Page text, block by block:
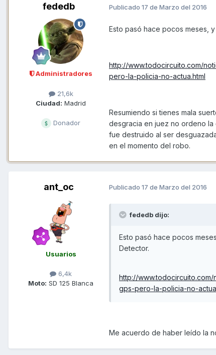
fededb
Administradores
21,6k
Ciudad: Madrid
Donador
Publicado 17 de Marzo del 2016
Esto pasó hace pocos meses,
http://www.todocircuito.com/
pero-la-policia-no-actua.html
Resumiendo si tienes mala
desgracia en juez no ordeno
fue destruido al ser
en el momento del robo.
ant_oc
Usuarios
6,4k
Moto: SD 125 Blanca
Publicado 17 de Marzo del 2016
fededb dijo:
Esto pasó hace pocos
Detector.
http://
gps-pero-la-policia-no-
Me acuerdo de haber leído la